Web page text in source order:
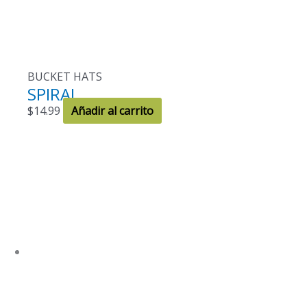
BUCKET HATS
SPIRAL
$14.99 Añadir al carrito